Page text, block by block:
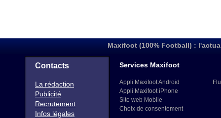
Maxifoot (100% Football) :
Contacts
La rédaction
Publicité
Recrutement
Infos légales
Services Maxifoot
Appli Maxifoot Android
Appli Maxifoot iPhone
Site web Mobile
Choix de consentement